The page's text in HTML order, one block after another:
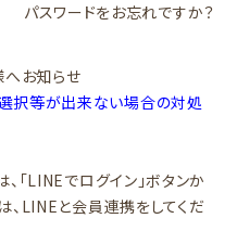
パスワードをお忘れですか？
お知らせ
択等が出来ない場合の対処
「LINEでログイン」ボタンか
、 LINEと会員連携をしてくだ